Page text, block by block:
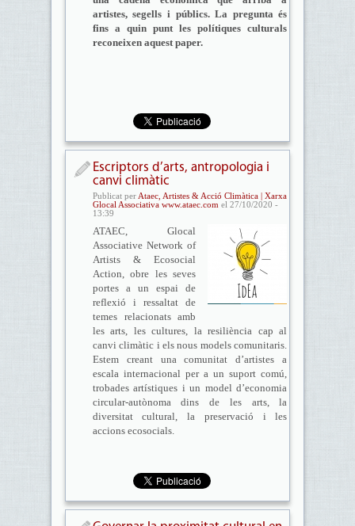
artistes, segells i públics. La pregunta és
fins a quin punt les polítiques culturals
reconeixen aquest paper.
Escriptors d’arts, antropologia i
canvi climàtic
Publicat per Ataec, Artistes & Acció Climàtica | Xarxa
Glocal Associativa www.ataec.com el 27/10/2020 -
13:39
ATAEC, Glocal
Associative Network of
Artists & Ecosocial
Action, obre les seves
portes a un espai de
reflexió i ressaltat de
temes relacionats amb
les arts, les cultures, la resiliència cap al
canvi climàtic i els nous models comunitaris.
Estem creant una comunitat d’artistes a
escala internacional per a un suport comú,
trobades artístiques i un model d’economia
circular-autònoma dins de les arts, la
diversitat cultural, la preservació i les
accions ecosocials.